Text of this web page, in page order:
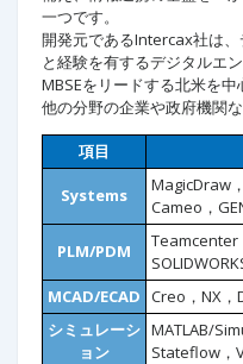
一つです。
開発元であるIntercax社は
と経験を有するデジタルエ
MBSEをリードする北米を
他の分野の企業や政府機関
項目
Systems
MagicDraw
Cameo，
PLM/PDM
Teamcenter
MCAD/ECAD Creo，NX，
シミュレーシ
ョン
MATLAB/
Stateflow，